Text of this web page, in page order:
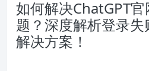
如何解决ChatGPT
题？深度解析登录
解决方案！